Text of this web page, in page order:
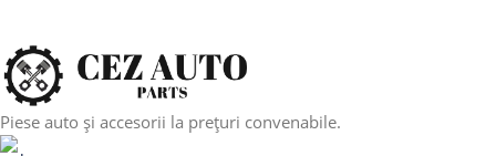
Piese auto și accesorii la prețuri convenabile.